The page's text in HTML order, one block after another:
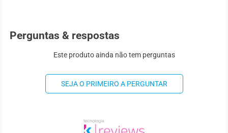
Perguntas & respostas
Este produto ainda não tem perguntas
SEJA O PRIMEIRO A PERGUNTAR